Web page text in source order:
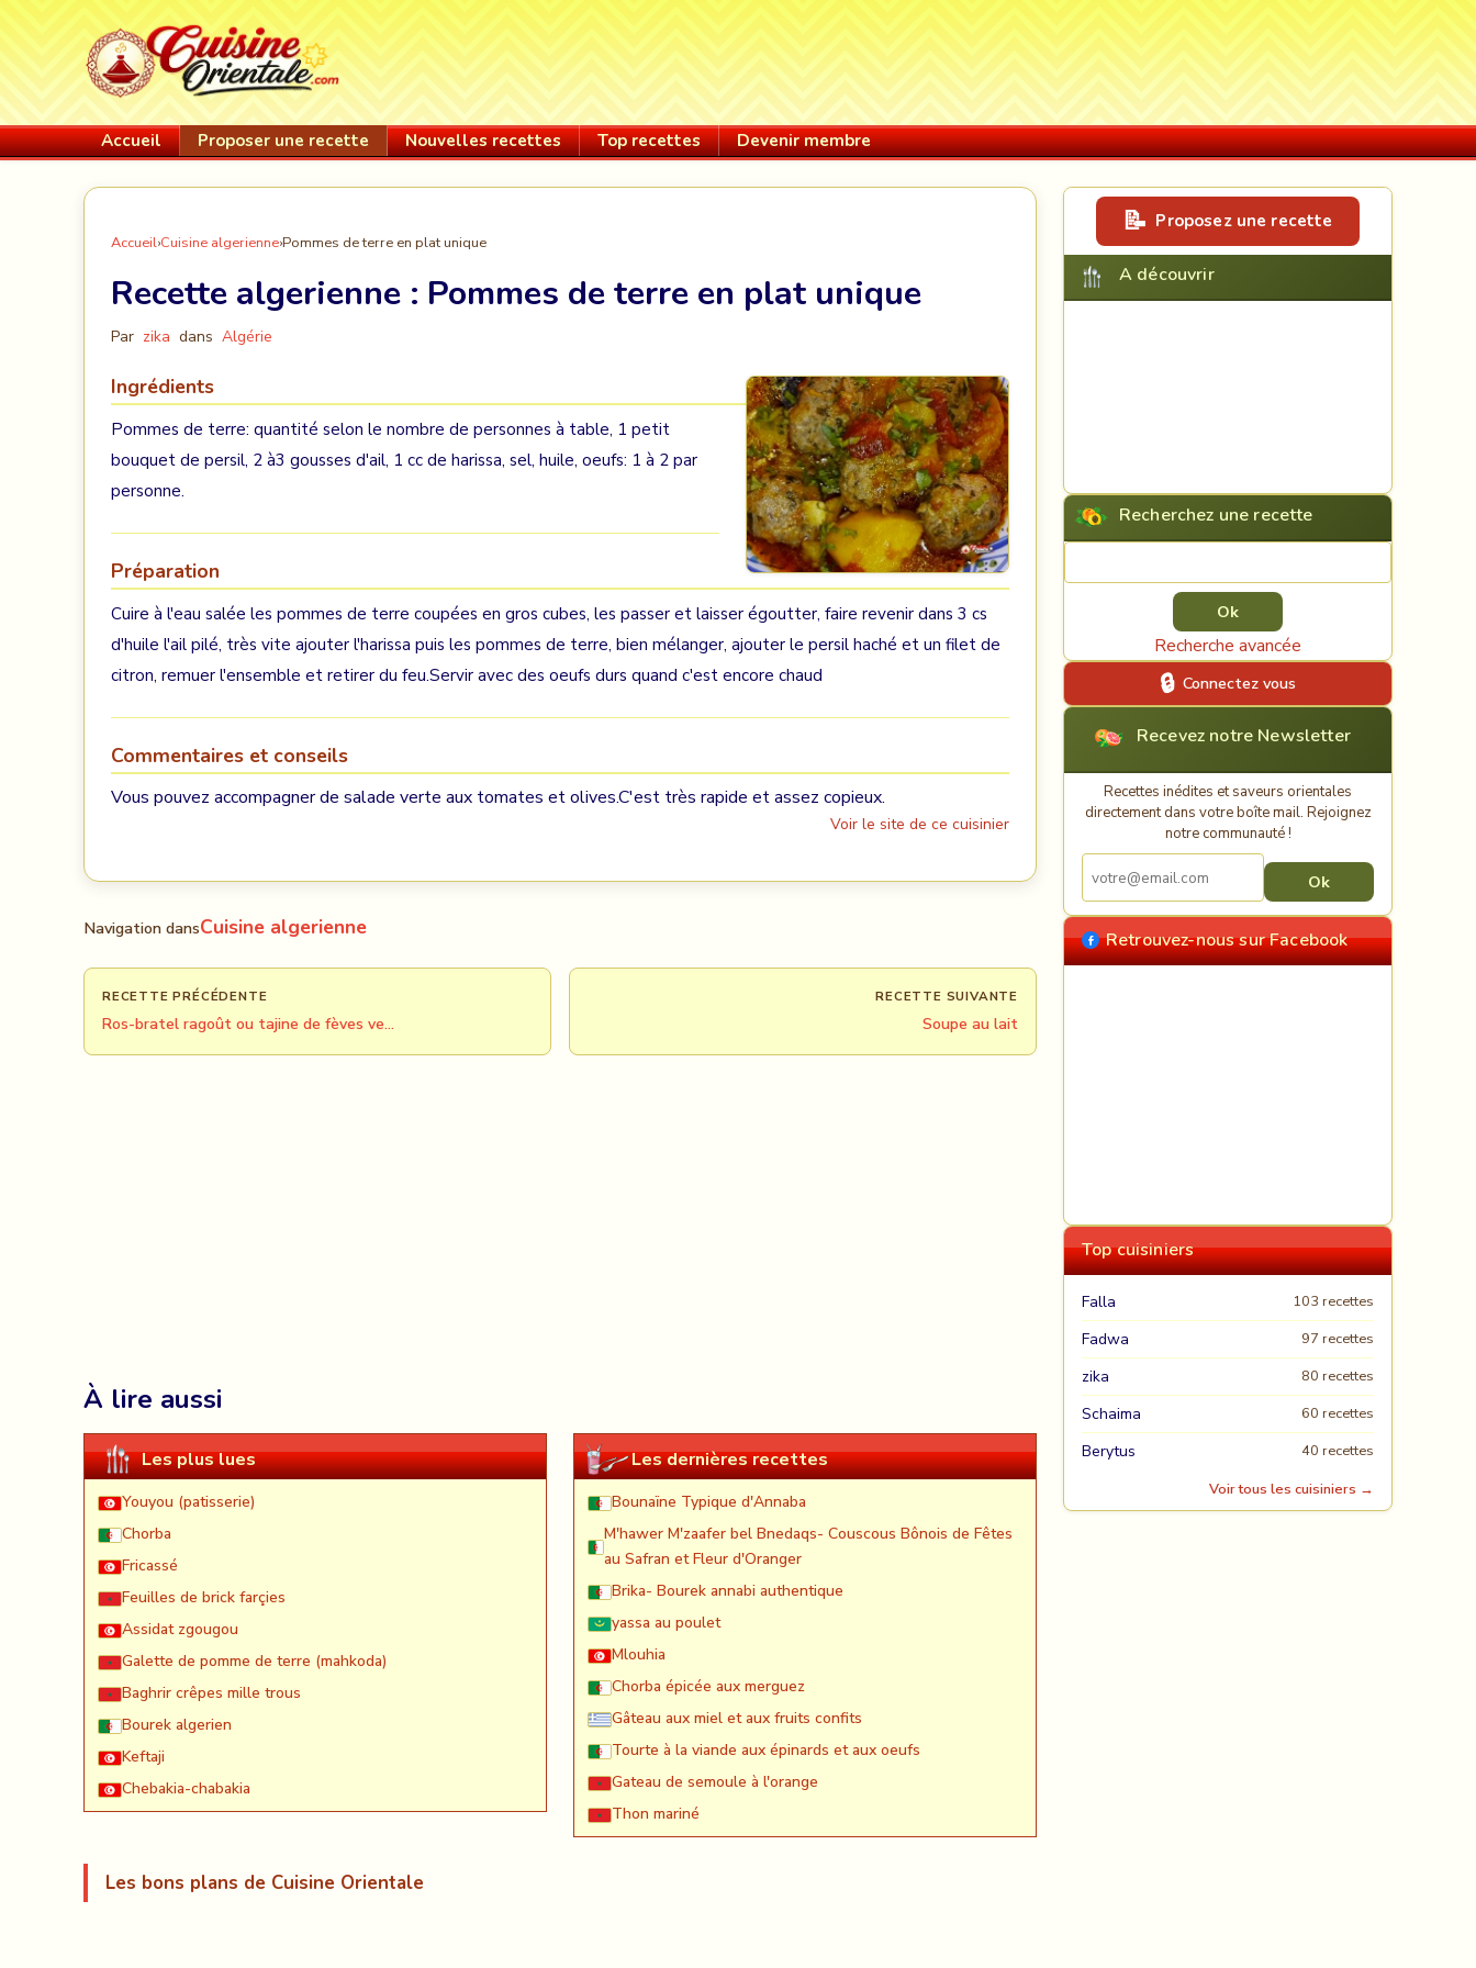
Accueil Proposer une recette Nouvelles recettes Top recettes Devenir membre
Accueil›Cuisine algerienne›Pommes de terre en plat unique
Recette algerienne : Pommes de terre en plat unique
Par zika dans Algérie
Ingrédients
Pommes de terre: quantité selon le nombre de personnes à table, 1 petit
bouquet de persil, 2 à3 gousses d'ail, 1 cc de harissa, sel, huile, oeufs: 1 à 2 par
personne.
Préparation
Cuire à l'eau salée les pommes de terre coupées en gros cubes, les passer et laisser égoutter, faire revenir dans 3 cs
d'huile l'ail pilé, très vite ajouter l'harissa puis les pommes de terre, bien mélanger, ajouter le persil haché et un filet de
citron, remuer l'ensemble et retirer du feu.Servir avec des oeufs durs quand c'est encore chaud
Commentaires et conseils
Vous pouvez accompagner de salade verte aux tomates et olives.C'est très rapide et assez copieux.
Voir le site de ce cuisinier
Navigation dansCuisine algerienne
RECETTE PRÉCÉDENTE
Ros-bratel ragoût ou tajine de fèves ve…
RECETTE SUIVANTE
Soupe au lait
À lire aussi
Les plus lues
Youyou (patisserie)
Chorba
Fricassé
Feuilles de brick farçies
Assidat zgougou
Galette de pomme de terre (mahkoda)
Baghrir crêpes mille trous
Bourek algerien
Keftaji
Chebakia-chabakia
Les dernières recettes
Bounaïne Typique d'Annaba
M'hawer M'zaafer bel Bnedaqs- Couscous Bônois de Fêtes
au Safran et Fleur d'Oranger
Brika- Bourek annabi authentique
yassa au poulet
Mlouhia
Chorba épicée aux merguez
Gâteau aux miel et aux fruits confits
Tourte à la viande aux épinards et aux oeufs
Gateau de semoule à l'orange
Thon mariné
Les bons plans de Cuisine Orientale
Proposez une recette
A découvrir
Recherchez une recette
Recherche avancée
Connectez vous
Recevez notre Newsletter
Recettes inédites et saveurs orientales
directement dans votre boîte mail. Rejoignez
notre communauté !
Retrouvez-nous sur Facebook
Top cuisiniers
Falla 103 recettes
Fadwa 97 recettes
zika 80 recettes
Schaima 60 recettes
Berytus
40 recettes
Voir tous les cuisiniers →